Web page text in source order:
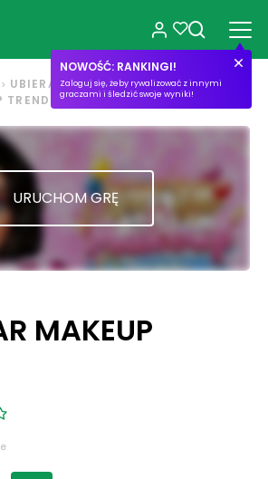
NOWOŚĆ: RANKINGI!
Zaloguj się, żeby rywalizować z innymi
graczami i śledzić swoje wyniki!
UBIERANKI
URUCHOM GRĘ
MAKEUP